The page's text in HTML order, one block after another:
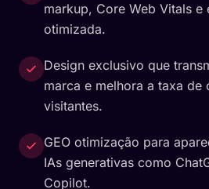
markup, Core Web Vitals e
otimizada.
Design exclusivo que
marca e melhora a taxa de
visitantes.
GEO otimização para
IAs generativas como
Copilot.